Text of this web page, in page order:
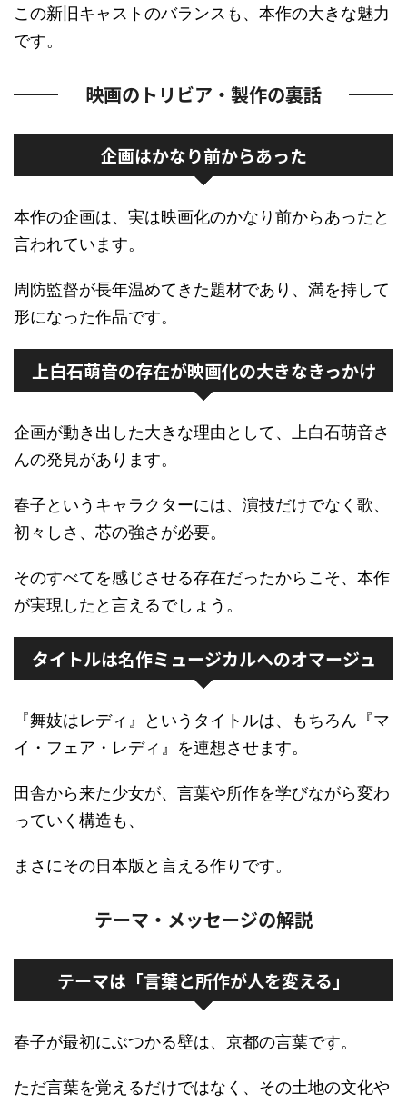
この新旧キャストのバランスも、本作の大きな魅力
です。
映画のトリビア・製作の裏話
企画はかなり前からあった
本作の企画は、実は映画化のかなり前からあったと
言われています。
周防監督が長年温めてきた題材であり、満を持して
形になった作品です。
上白石萌音の存在が映画化の大きなきっかけ
企画が動き出した大きな理由として、上白石萌音さ
んの発見があります。
春子というキャラクターには、演技だけでなく歌、
初々しさ、芯の強さが必要。
そのすべてを感じさせる存在だったからこそ、本作
が実現したと言えるでしょう。
タイトルは名作ミュージカルへのオマージュ
『舞妓はレディ』というタイトルは、もちろん『マ
イ・フェア・レディ』を連想させます。
田舎から来た少女が、言葉や所作を学びながら変わ
っていく構造も、
まさにその日本版と言える作りです。
テーマ・メッセージの解説
テーマは「言葉と所作が人を変える」
春子が最初にぶつかる壁は、京都の言葉です。
ただ言葉を覚えるだけではなく、その土地の文化や